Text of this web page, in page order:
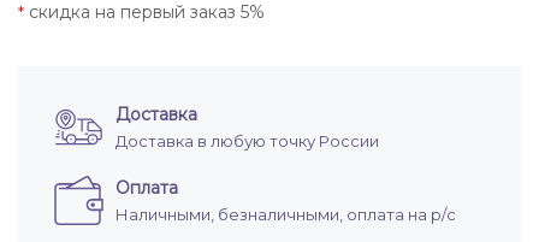
* скидка на первый заказ 5%
Доставка
Доставка в любую точку России
Оплата
Наличными, безналичными, оплата на р/с